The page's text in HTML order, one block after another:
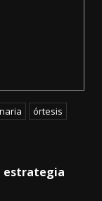
órtesis
estrategia